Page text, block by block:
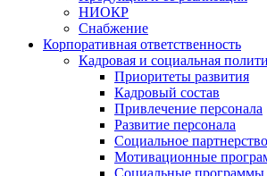
НИОКР
Снабжение
Корпоративная ответственность
Кадровая и социальная
Приоритеты развития
Кадровый состав
Привлечение персонала
Развитие персонала
Социальное партнерство
Мотивационные
Социальные программы